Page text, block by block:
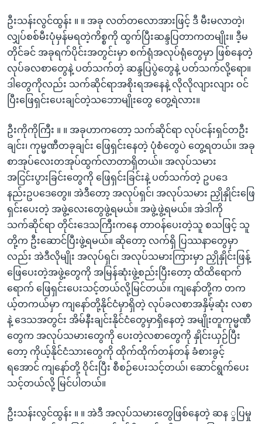
ဦးသန်းလွင်ထွန်း ။ ။ အခု လတ်တလောအားဖြင့် ဒီ မီးမလာတဲ့၊
လျှပ်စစ်မီးပုံမှန်မရတဲ့ကိစ္စကို ထွက်ပြီးဆန္ဒပြတာကတမျိုး။ ဒီ့မ
တိုင်ခင် အခုရက်ပိုင်းအတွင်းမှာ စက်ရုံအလုပ်ရုံတွေမှာ ဖြစ်နေတဲ့
လုပ်ခလစာတွေနဲ့ ပတ်သက်တဲ့ ဆန္ဒပြပွဲတွေနဲ့ ပတ်သက်လို့ရော။
ဒါတွေကိုလည်း သက်ဆိုင်ရာအစိုးရအနေနဲ့ လိုလိုလျားလျား ဝင်
ပြီးဖြေရှင်းပေးချင်တဲ့သဘောမျိုးတွေ တွေ့ရဲလား။
ဦးကိုကိုကြီး ။ ။ အခုဟာကတော့ သက်ဆိုင်ရာ လုပ်ငန်းရှင်တဦး
ချင်း၊ ကုမ္မဏီတခုချင်း ဖြေရှင်းနေတဲ့ ပုံစံတွေပဲ တွေ့ရတယ်။ အခု
စာအုပ်လေးတအုပ်ထွက်လာတာရှိတယ်။ အလုပ်သမား
အငြင်းပွားခြင်းတွေကို ဖြေရှင်းခြင်းနဲ့ ပတ်သက်တဲ့ ဥပဒေ
နည်းဥပဒေတွေ။ အဲဒီတော့ အလုပ်ရှင်၊ အလုပ်သမား ညှိုနှိုင်းဖြေ
ရှင်းပေးတဲ့ အဖွဲ့လေးတွေဖွဲ့ရမယ်။ အဖွဲ့ဖွဲ့ရမယ်။ အဲဒါကို
သက်ဆိုင်ရာ တိုင်းဒေသကြီးကနေ တာဝန်ပေးတဲ့သူ စသဖြင့် သူ
တို့က ဦးဆောင်ပြီးဖွဲ့ရမယ်။ ဆိုတော့ လက်ရှိ ပြဿနာတွေမှာ
လည်း အဲဒီလိုမျိုး အလုပ်ရှင်၊ အလုပ်သမားကြားမှာ ညှိုနှိုင်းဖြန့်
ဖြေပေးတဲ့အဖွဲ့တွေကို အမြန်ဆုံးဖွဲ့စည်းပြီးတော့ ထိထိရောက်
ရောက် ဖြေရှင်းပေးသင့်တယ်လို့မြင်တယ်။ ကျနော်တို့က တက
ယ့်တကယ်မှာ ကျနော်တို့နိုင်ငံမှာရှိတဲ့ လုပ်ခလစာအနှိမ့်ဆုံး လစာ
နဲ့ ဒေသအတွင်း အိမ်နီးချင်းနိုင်ငံတွေမှာရှိနေတဲ့ အမျိုးတူကုမ္မဏီ
တွေက အလုပ်သမားတွေကို ပေးတဲ့လစာတွေကို နှိုင်းယှဉ်ပြီး
တော့ ကိုယ့်နိုင်ငံသားတွေကို ထိုက်ထိုက်တန်တန် ခံစားခွင့်
ရအောင် ကျနော်တို့ ဝိုင်းပြီး စီစဉ်ပေးသင့်တယ်၊ ဆောင်ရွက်ပေး
သင့်တယ်လို့ မြင်ပါတယ်။
ဦးသန်းလွင်ထွန်း ။ ။ အဲဒီ အလုပ်သမားတွေဖြစ်နေတဲ့ ဆန ္ဒပြမှု